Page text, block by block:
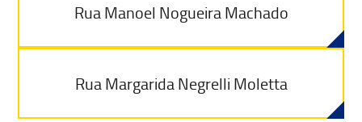
Rua Manoel Nogueira Machado
Rua Margarida Negrelli Moletta